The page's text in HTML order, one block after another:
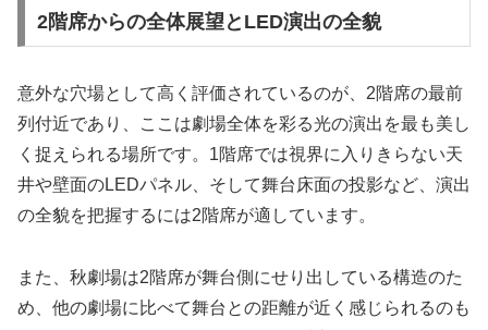
2階席からの全体展望とLED演出の全貌
意外な穴場として高く評価されているのが、2階席の最前
列付近であり、ここは劇場全体を彩る光の演出を最も美し
く捉えられる場所です。1階席では視界に入りきらない天
井や壁面のLEDパネル、そして舞台床面の投影など、演出
の全貌を把握するには2階席が適しています。
また、秋劇場は2階席が舞台側にせり出している構造のた
め、他の劇場に比べて舞台との距離が近く感じられるのも